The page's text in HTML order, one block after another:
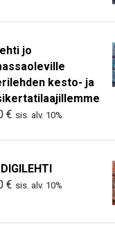
jo
kesto- ja
€ sis. alv. 10%
€ sis. alv. 10%